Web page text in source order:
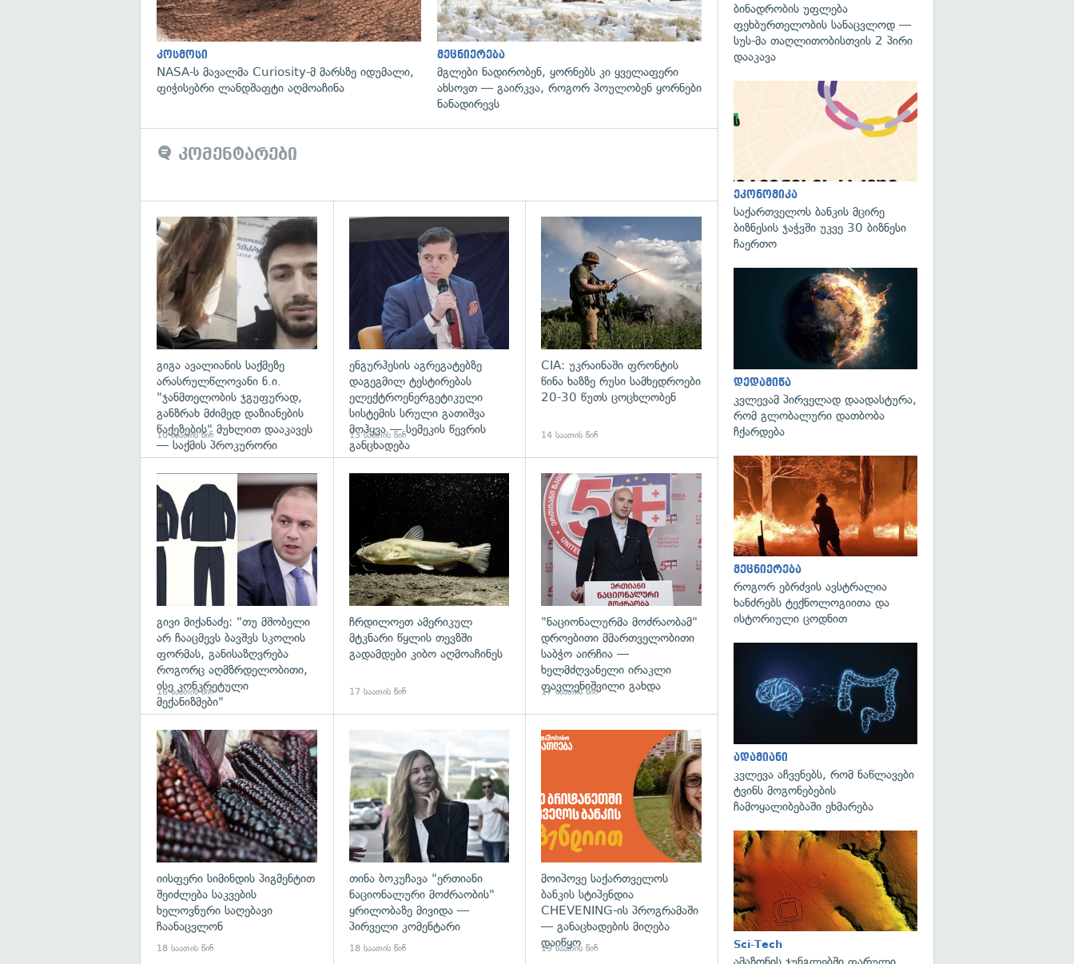
კოსმოსი
NASA-ს მავალმა Curiosity-მ მარსზე იდუმალი,
ფიჭისებრი ლანდშაფტი აღმოაჩინა
მეცნიერება
მგლები ნადირობენ, ყორნებს კი ყველაფერი
ახსოვთ — გაირკვა, როგორ პოულობენ ყორნები
ნანადირევს
კომენტარები
გიგა ავალიანის საქმეზე
არასრულწლოვანი ნ.ი.
"ჯანმთელობის ჯგუფურად,
განზრახ მძიმედ დაზიანების
წაქეზების" მუხლით დააკავეს
— საქმის პროკურორი
10 საათის წინ
გადახედვა
ენგურჰესის აგრეგატებზე
დაგეგმილ ტესტირებას
ელექტროენერგეტიკული
სისტემის სრული გათიშვა
მოჰყვა — სემეკის წევრის
განცხადება
13 საათის წინ
გადახედვა
CIA: უკრაინაში ფრონტის
წინა ხაზზე რუსი სამხედროები
20-30 წუთს ცოცხლობენ
14 საათის წინ
გადახედვა
გივი მიქანაძე: "თუ მშობელი
არ ჩააცმევს ბავშვს სკოლის
ფორმას, განისაზღვრება
როგორც აღმზრდელობითი,
ისე კონკრეტული
მექანიზმები"
16 საათის წინ
გადახედვა
ჩრდილოეთ ამერიკულ
მტკნარი წყლის თევზში
გადამდები კიბო აღმოაჩინეს
17 საათის წინ
გადახედვა
"ნაციონალურმა მოძრაობამ"
დროებითი მმართველობითი
საბჭო აირჩია —
ხელმძღვანელი ირაკლი
ფავლენიშვილი გახდა
17 საათის წინ
იისფერი სიმინდის პიგმენტით
შეიძლება საკვების
ხელოვნური საღებავი
ჩაანაცვლონ
18 საათის წინ
გადახედვა
თინა ბოკუჩავა "ერთიანი
ნაციონალური მოძრაობის"
ყრილობაზე მივიდა —
პირველი კომენტარი
18 საათის წინ
მოიპოვე საქართველოს
ბანკის სტიპენდია
CHEVENING-ის პროგრამაში
— განაცხადების მიღება
დაიწყო
19 საათის წინ
ბინადრობის უფლება
ფეხბურთელობის სანაცვლოდ —
სუს-მა თაღლითობისთვის 2 პირი
დააკავა
ეკონომიკა
საქართველოს ბანკის მცირე
ბიზნესის ჯაჭვში უკვე 30 ბიზნესი
ჩაერთო
დედამიწა
კვლევამ პირველად დაადასტურა,
რომ გლობალური დათბობა
ჩქარდება
მეცნიერება
როგორ ებრძვის ავსტრალია
ხანძრებს ტექნოლოგიითა და
ისტორიული ცოდნით
ადამიანი
კვლევა აჩვენებს, რომ ნაწლავები
ტვინს მოგონებების
ჩამოყალიბებაში ეხმარება
Sci-Tech